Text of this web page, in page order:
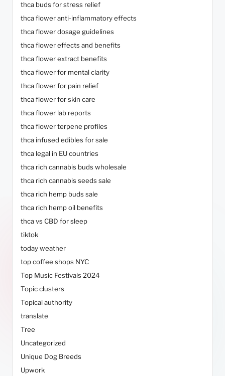
thca buds for stress relief
thca flower anti-inflammatory effects
thca flower dosage guidelines
thca flower effects and benefits
thca flower extract benefits
thca flower for mental clarity
thca flower for pain relief
thca flower for skin care
thca flower lab reports
thca flower terpene profiles
thca infused edibles for sale
thca legal in EU countries
thca rich cannabis buds wholesale
thca rich cannabis seeds sale
thca rich hemp buds sale
thca rich hemp oil benefits
thca vs CBD for sleep
tiktok
today weather
top coffee shops NYC
Top Music Festivals 2024
Topic clusters
Topical authority
translate
Tree
Uncategorized
Unique Dog Breeds
Upwork